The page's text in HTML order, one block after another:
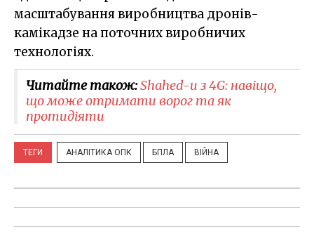
масштабування виробництва дронів-
камікадзе на поточних виробничих
технологіях.
Читайте також:Shahed-и з 4G: навіщо,
що може отримати ворог та як
протидіяти
ТЕГИ АНАЛІТИКА ОПК БПЛА ВІЙНА